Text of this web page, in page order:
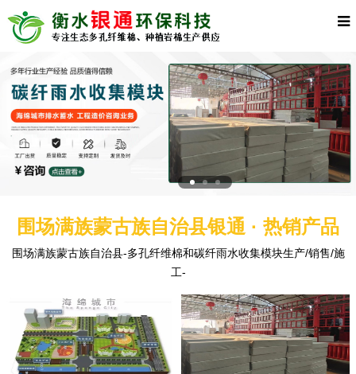
围场满族蒙古族自治县银通 · 热销产品
围场满族蒙古族自治县-多孔纤维棉和碳纤雨水收集模块生产/销售/施
工-